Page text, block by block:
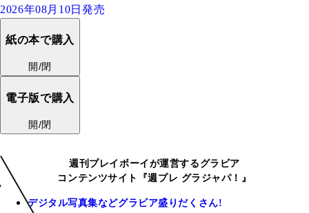
2026年08月10日発売
紙の本で購入
開/閉
電子版で購入
開/閉
週刊プレイボーイが運営するグラビア
コンテンツサイト『週プレ グラジャパ！』
デジタル写真集などグラビア盛りだくさん!